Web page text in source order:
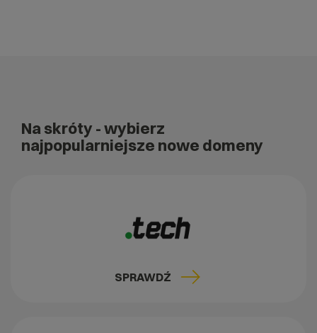
Na skróty - wybierz
najpopularniejsze nowe domeny
SPRAWDŹ